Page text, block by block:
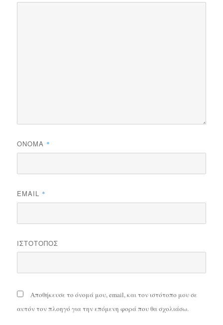
ΌΝΟΜΑ *
EMAIL *
ΙΣΤΌΤΟΠΟΣ
Αποθήκευσε το όνομά μου, email, και τον ιστότοπο μου σε
αυτόν τον πλοηγό για την επόμενη φορά που θα σχολιάσω.